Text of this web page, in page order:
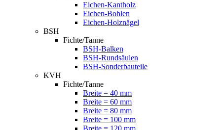
Eichen-Kantholz
Eichen-Bohlen
Eichen-Holznägel
BSH
Fichte/Tanne
BSH-Balken
BSH-Rundsäulen
BSH-Sonderbauteile
KVH
Fichte/Tanne
Breite = 40 mm
Breite = 60 mm
Breite = 80 mm
Breite = 100 mm
Breite = 120 mm